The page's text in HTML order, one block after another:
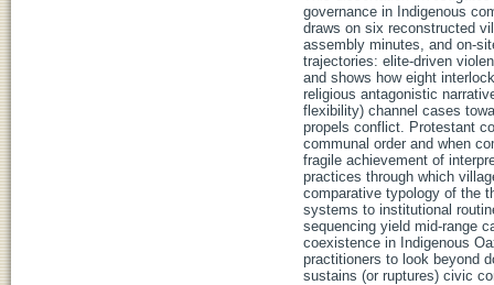
governance in Indigenous
draws on six reconstructed
assembly minutes, and on-
trajectories: elite-driven
and shows how eight
religious antagonistic
flexibility) channel cases
propels conflict. Protestant
communal order and when
fragile achievement of
practices through which
comparative typology of the
systems to institutional
sequencing yield mid-range
coexistence in Indigenous
practitioners to look beyond
sustains (or ruptures) civic